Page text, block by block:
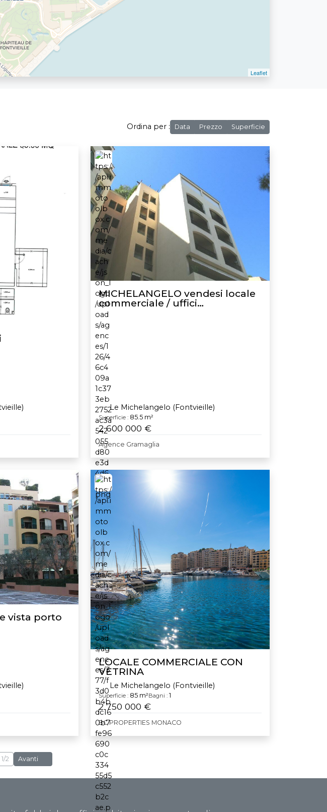
Ordina per : Data Prezzo Superficie
MICHELANGELO vendesi locale
commerciale / uffici
amministrativi
Le Michelangelo (Fontvieille)
Superficie : 85.5 m²
2 600 000 €
Agence Gramaglia
vista porto
LOCALE COMMERCIALE CON
VETRINA
Le Michelangelo (Fontvieille)
Superficie : 85 m²Bagni : 1
2 750 000 €
BC PROPERTIES MONACO
2 Avanti